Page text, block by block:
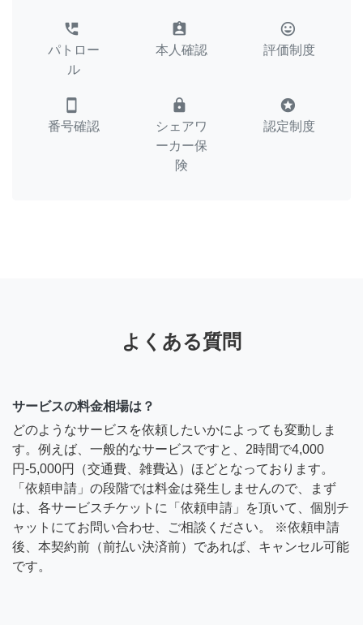
perm_phone_msg
パトロー
ル
assignment_ind
本人確認
tag_faces
評価制度
smartphone
番号確認
lock
シェアワ
ーカー保
険
stars
認定制度
よくある質問
サービスの料金相場は？
どのようなサービスを依頼したいかによっても変動しま
す。例えば、一般的なサービスですと、2時間で4,000
円-5,000円（交通費、雑費込）ほどとなっております。
「依頼申請」の段階では料金は発生しませんので、まず
は、各サービスチケットに「依頼申請」を頂いて、個別チ
ャットにてお問い合わせ、ご相談ください。 ※依頼申請
後、本契約前（前払い決済前）であれば、キャンセル可能
です。